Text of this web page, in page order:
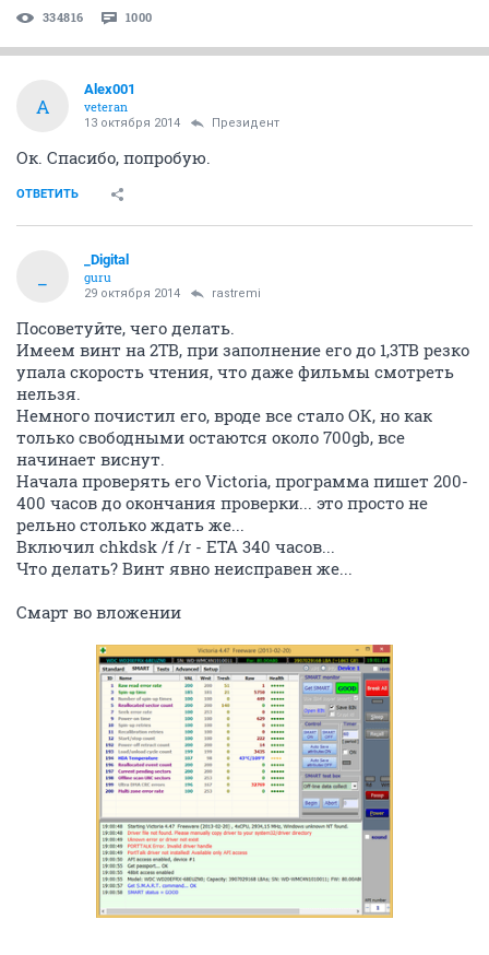
334816 1000
A
Alex001
veteran
13 октября 2014 Президент
Ок. Спасибо, попробую.
ОТВЕТИТЬ
_Digital
guru
29 октября 2014 rastremi
Посоветуйте, чего делать.
Имеем винт на 2TB, при заполнение его до 1,3TB резко
упала скорость чтения, что даже фильмы смотреть
нельзя.
Немного почистил его, вроде все стало ОК, но как
только свободными остаются около 700gb, все
начинает виснут.
Начала проверять его Victoria, программа пишет 200-
400 часов до окончания проверки... это просто не
рельно столько ждать же...
Включил chkdsk /f /r - ETA 340 часов...
Что делать? Винт явно неисправен же...
Смарт во вложении